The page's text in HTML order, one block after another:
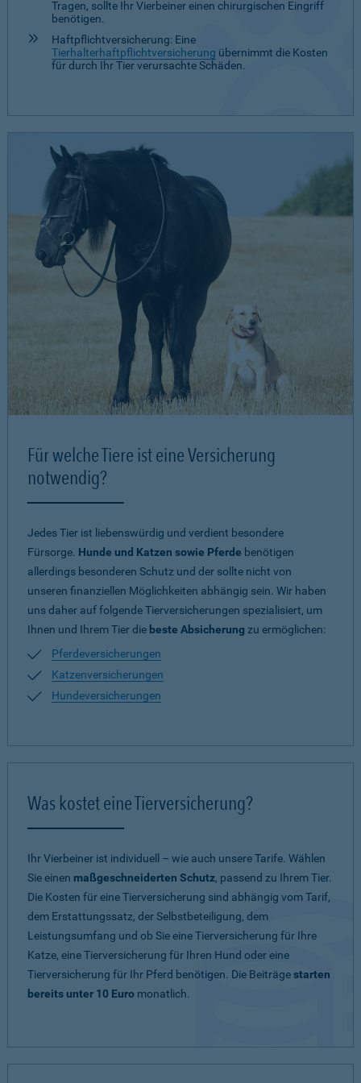
Tragen, sollte Ihr Vierbeiner einen chirurgischen Eingriff
benötigen.
Haftpflichtversicherung: Eine
Tierhalterhaftpflichtversicherung übernimmt die Kosten
für durch Ihr Tier verursachte Schäden.
Für welche Tiere ist eine Versicherung
notwendig?
Jedes Tier ist liebenswürdig und verdient besondere
Fürsorge. Hunde und Katzen sowie Pferde benötigen
allerdings besonderen Schutz und der sollte nicht von
unseren finanziellen Möglichkeiten abhängig sein. Wir haben
uns daher auf folgende Tierversicherungen spezialisiert, um
Ihnen und Ihrem Tier die beste Absicherung zu ermöglichen:
Pferdeversicherungen
Katzenversicherungen
Hundeversicherungen
Was kostet eine Tierversicherung?
Ihr Vierbeiner ist individuell – wie auch unsere Tarife. Wählen
Sie einen maßgeschneiderten Schutz, passend zu Ihrem Tier.
Die Kosten für eine Tierversicherung sind abhängig vom Tarif,
dem Erstattungssatz, der Selbstbeteiligung, dem
Leistungsumfang und ob Sie eine Tierversicherung für Ihre
Katze, eine Tierversicherung für Ihren Hund oder eine
Tierversicherung für Ihr Pferd benötigen. Die Beiträgestarten
bereits unter 10 Euro monatlich.